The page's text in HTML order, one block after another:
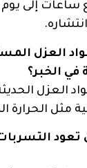
ساعات إلى
العزل
في الخبر؟
العزل
مثل الحرارة
تعود